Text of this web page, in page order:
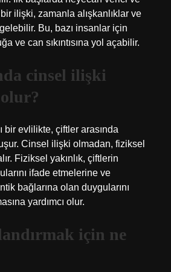
ilişki, zamanla alışkanlıklar ve
Bu, bazı insanlar için
ve can sıkıntısına yol açabilir.
cinsel ilişki
bir evlilikte, çiftler arasında
Cinsel ilişki olmadan, fiziksel
Fiziksel yakınlık, çiftlerin
ifade etmelerine ve
bağlarına olan duygularını
yardımcı olur.
için ne